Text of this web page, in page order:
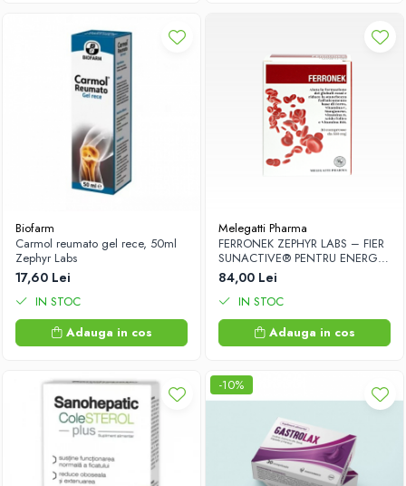
Biofarm
Carmol reumato gel rece, 50ml
Zephyr Labs
17,60 Lei
IN STOC
Adauga in cos
Melegatti Pharma
FERRONEK ZEPHYR LABS – FIER
SUNACTIVE® PENTRU ENERGIE
SI IMUNITATE
84,00 Lei
IN STOC
Adauga in cos
-10%